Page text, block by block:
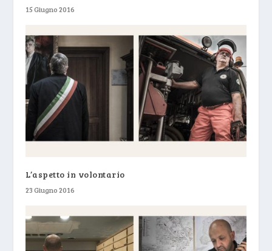
15 Giugno 2016
L’aspetto in volontario
23 Giugno 2016